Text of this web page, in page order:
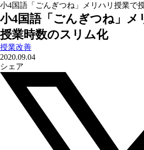
小4国語「ごんぎつね」メリハリ授業で
小4国語「ごんぎつね」メ
授業時数のスリム化
授業改善
2020.09.04
シェア